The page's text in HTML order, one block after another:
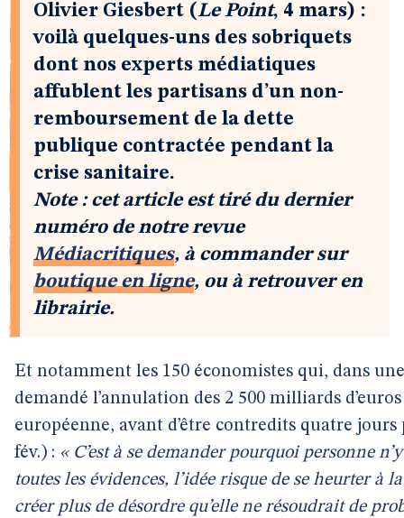
Olivier Giesbert (Le Point, 4 mars) :
voilà quelques-uns des sobriquets
dont nos experts médiatiques
affublent les partisans d’un non-
remboursement de la dette
publique contractée pendant la
crise sanitaire.
Note : cet article est tiré du dernier
numéro de notre revue
Médiacritiques, à commander sur
boutique en ligne, ou à retrouver en
librairie.
Et notamment les 150 économistes qui, dans
demandé l’annulation des 2 500 milliards
européenne, avant d’être contredits quatre jours
fév.) : « C’est à se demander pourquoi personne
toutes les évidences, l’idée risque de se heurter
créer plus de désordre qu’elle ne résoudrait de